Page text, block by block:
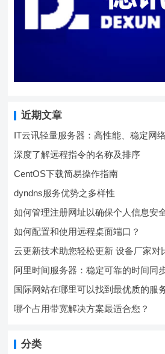
近期文章
IT云讯轻量服务器：高性能、稳定网
深度了解远程指令的名称及排序
CentOS下载简易操作指南
dyndns服务优势之多样性
如何管理注册网址以确保个人信息安
如何配置和使用远程桌面端口？
云更新技术助您轻松更新 设备厂家对
阿里时间服务器：稳定可靠的时间同
国际网站在哪里可以找到最优质的服
哪个占用带宽解决方案最适合您？
分类